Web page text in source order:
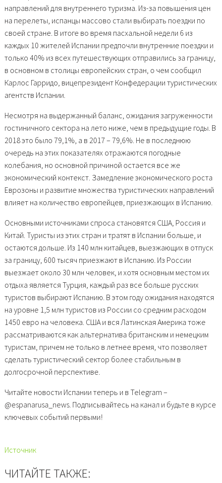
направлений для внутреннего туризма . Из-за повышения цен
на перелеты, испанцы массово стали выбирать поездки по
своей стране. В итоге во время пасхальной недели 6 из
каждых 10 жителей Испании предпочли внутренние поездки и
только 40% из всех путешествующих отправились за границу,
в основном в столицы европейских стран, о чем сообщил
Карлос Гарридо, вицепрезидент Конфедерации туристических
агентств Испании.
Несмотря на выдержанный баланс, ожидания загруженности
гостиничного сектора на лето ниже, чем в предыдущие годы. В
2018 это было 79,1%, а в 2017 – 79,6%. Не в последнюю
очередь на этих показателях отражаются погодные
колебания, но основной причиной остается все же
экономический контекст. Замедление экономического роста
Еврозоны и развитие множества туристических направлений
влияет на количество европейцев, приезжающих в Испанию.
Основными источниками спроса становятся США, Россия и
Китай. Туристы из этих стран и тратят в Испании больше , и
остаются дольше. Из 140 млн китайцев, выезжающих в отпуск
за границу, 600 тысяч приезжают в Испанию. Из России
выезжает около 30 млн человек, и хотя основным местом их
отдыха является Турция, каждый раз все больше русских
туристов выбирают Испанию. В этом году ожидания находятся
на уровне 1,5 млн туристов из России со средним расходом
1450 евро на человека. США и вся Латинская Америка тоже
рассматриваются как альтернатива британским и немецким
туристам , причем не только в летнее время, что позволяет
сделать туристический сектор более стабильным в
долгосрочной перспективе.
Читайте новости Испании теперь и в Telegram –
@espanarusa_news. Подписывайтесь на канал и будьте в курсе
ключевых событий первыми!
Источник
ЧИТАЙТЕ ТАКЖЕ: